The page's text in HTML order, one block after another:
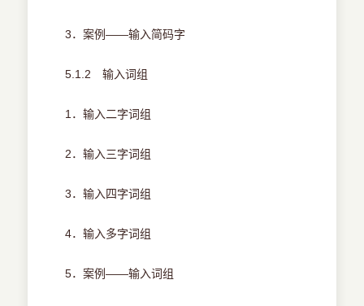
3．案例——输入简码字
5.1.2 输入词组
1．输入二字词组
2．输入三字词组
3．输入四字词组
4．输入多字词组
5．案例——输入词组